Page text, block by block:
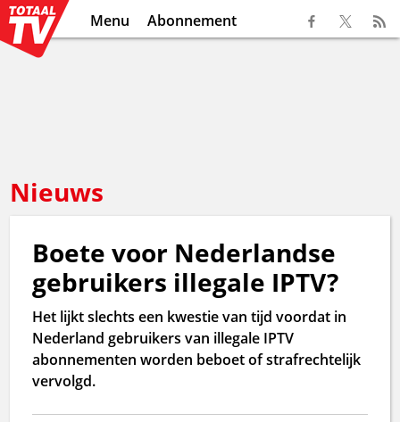
Menu Abonnement
Nieuws
Boete voor Nederlandse
gebruikers illegale IPTV?
Het lijkt slechts een kwestie van tijd voordat in
Nederland gebruikers van illegale IPTV
abonnementen worden beboet of strafrechtelijk
vervolgd.